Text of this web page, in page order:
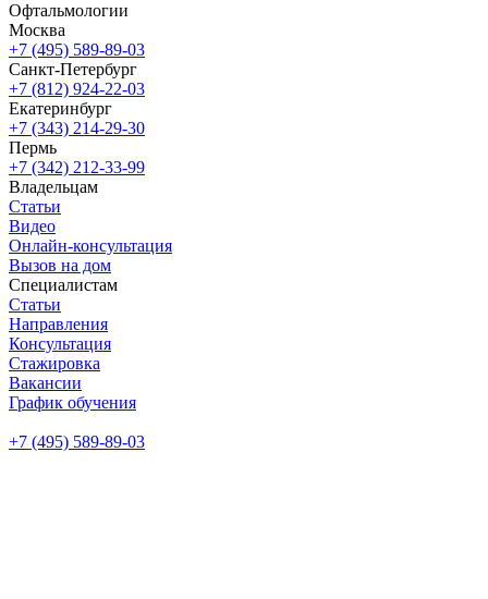
Офтальмологии
Москва
+7 (495) 589-89-03
Санкт-Петербург
+7 (812) 924-22-03
Екатеринбург
+7 (343) 214-29-30
Пермь
+7 (342) 212-33-99
Владельцам
Статьи
Видео
Онлайн-консультация
Вызов на дом
Специалистам
Статьи
Направления
Консультация
Стажировка
Вакансии
График обучения
+7 (495) 589-89-03